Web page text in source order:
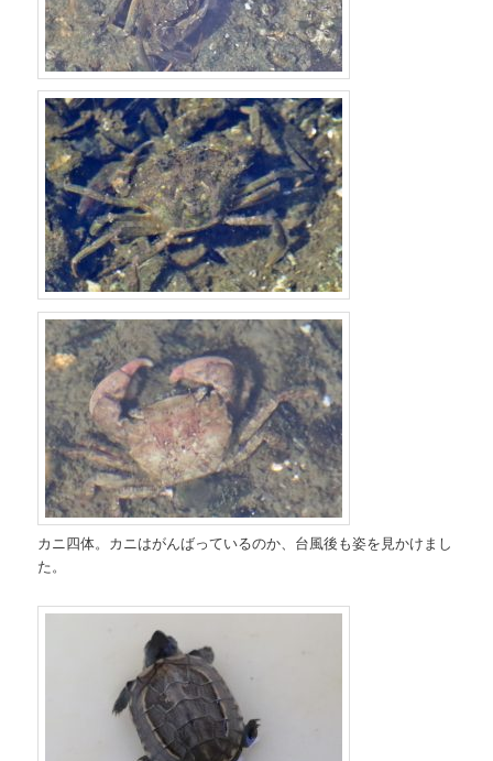
カニ四体。カニはがんばっているのか、台風後も姿を見かけまし
た。